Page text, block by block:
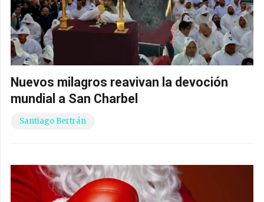
Nuevos milagros reavivan la devoción
mundial a San Charbel
Santiago Bertrán